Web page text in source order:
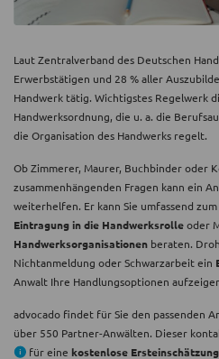
Laut Zentralverband des Deutschen
Erwerbstätigen und 28 % aller
Handwerk tätig. Wichtigstes Regelwerk
Handwerksordnung, die u. a. die
die Organisation des Handwerks regelt.
Ob Zimmerer, Maurer, Buchbinder oder
zusammenhängenden Fragen kann ein
weiterhelfen. Er kann Sie umfassend zum
Eintragung in die Handwerksrolleoder
Handwerksorganisationen beraten.
Nichtanmeldung oder Schwarzarbeit ein
Anwalt Ihre Handlungsoptionen
advocado findet für Sie den passenden
über 550 Partner-Anwälten. Dieser
für eine kostenlose Ersteinschätzung